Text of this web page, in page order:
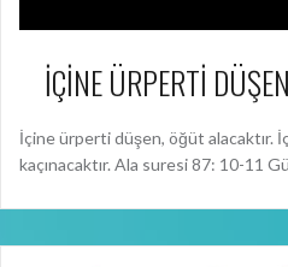
İÇİNE ÜRPERTİ
İçine ürperti düşen, öğüt alacaktır.
kaçınacaktır. Ala suresi 87: 10-11